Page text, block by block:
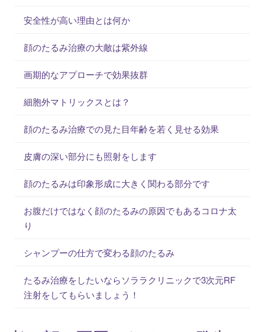
安全性が高い理由とは何か
顔のたるみ治療の大敵は紫外線
画期的なアプローチで効果抜群
細胞外マトリックスとは？
顔のたるみ治療での見た目年齢を若く見せる効果
皮膚の深い部分にも照射をします
顔のたるみは印象形成に大きく関わる部分です
お腹だけではなく顔のたるみの原因でもあるコロナ太
り
シャンプーの仕方で変わる顔のたるみ
たるみ治療をしたいならソララクリニックで3次元RF
注射をしてもらいましょう！